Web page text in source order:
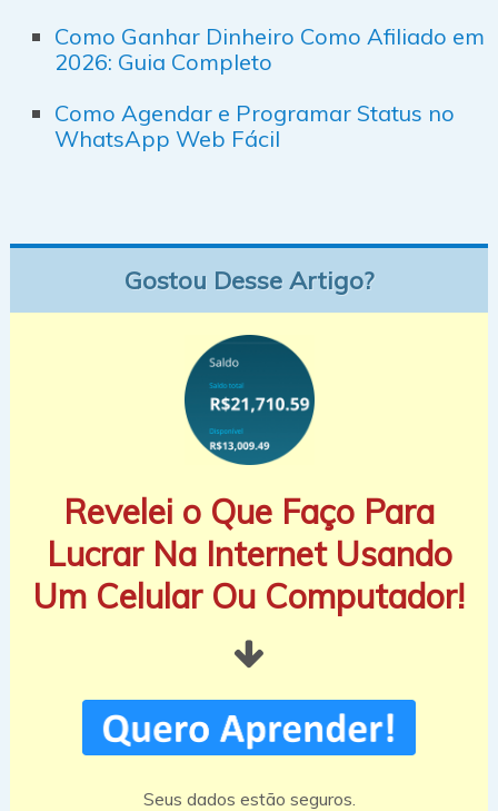
Como Ganhar Dinheiro Como Afiliado em
2026: Guia Completo
Como Agendar e Programar Status no
WhatsApp Web Fácil
Gostou Desse Artigo?
Revelei o Que Faço Para
Lucrar Na Internet Usando
Um Celular Ou Computador!
Seus dados estão seguros.